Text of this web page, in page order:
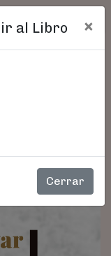
ir al Libro ×
Cerrar